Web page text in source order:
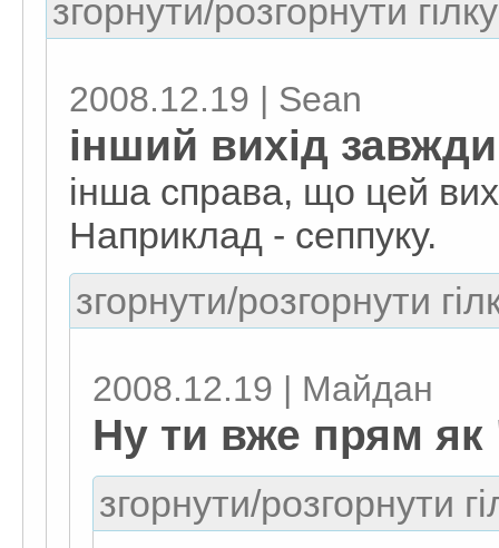
згорнути/розгорнути
2008.12.19 | Sean
інший вихід
інша справа, що цей
Наприклад - сеппуку.
згорнути/розгорнути
2008.12.19 | Майдан
Ну ти вже прям як
згорнути/розгорнути